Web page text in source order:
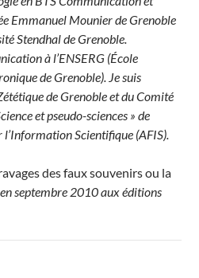
Emmanuel Mounier de Grenoble
Stendhal de Grenoble.
à l’ENSERG (École
de Grenoble). Je suis
de Grenoble et du Comité
et pseudo-sciences » de
Scientifique (AFIS).
des faux souvenirs ou la
en septembre 2010 aux éditions